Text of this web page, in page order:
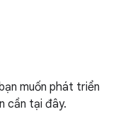
muốn phát triển
cần tại đây.